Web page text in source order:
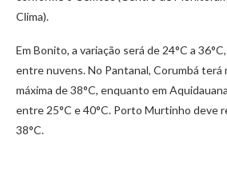
Clima).
Em Bonito, a variação será de 24°C a
entre nuvens. No Pantanal, Corumbá terá
máxima de 38°C, enquanto em
entre 25°C e 40°C. Porto Murtinho deve
38°C.